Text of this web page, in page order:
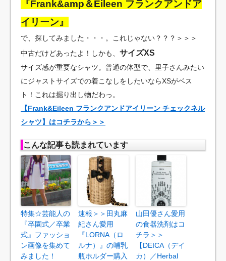
『Frank&amp＆Eileen フランクアンドア
イリーン』
で、探してみました・・・。これじゃない？？？＞＞＞
中古だけどあったよ！しかも、 サイズXS
サイズ感が重要なシャツ。普通の体型で、里子さんみたい
にジャストサイズでの着こなしをしたいならXSがベス
ト！これは掘り出し物だわっ。
【Frank&Eileen フランクアンドアイリーン チェックネル
シャツ】はコチラから＞＞
こんな記事も読まれています
特集☆芸能人の
『卒園式／卒業
式』ファッショ
ン画像を集めて
みました！
速報＞＞田丸麻
紀さん愛用
『LORNA（ロ
ルナ）』の哺乳
瓶ホルダー購入
山田優さん愛用
の食器洗剤はコ
チラ＞＞
【DEICA（デイ
カ）／Herbal